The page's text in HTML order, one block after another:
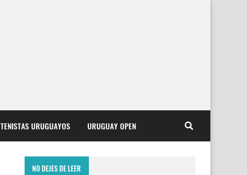
TENISTAS URUGUAYOS URUGUAY OPEN
NO DEJES DE LEER